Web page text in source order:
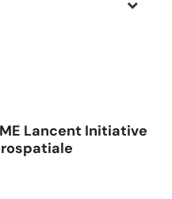
Lancent Initiative